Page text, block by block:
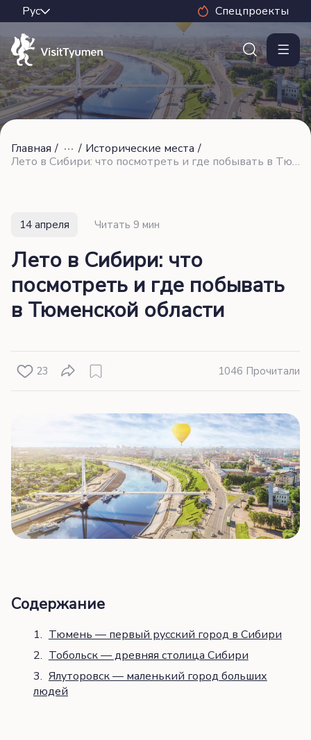
Спецпроекты
Главная / / Исторические места /
Лето в Сибири: что посмотреть и где побывать в Тюменской области
14 апреля Читать 9 мин
Лето в Сибири: что
посмотреть и где побывать
в Тюменской области
23 1046 Прочитали
Содержание
Тюмень — первый русский город в Сибири
Тобольск — древняя столица Сибири
Ялуторовск — маленький город больших
людей